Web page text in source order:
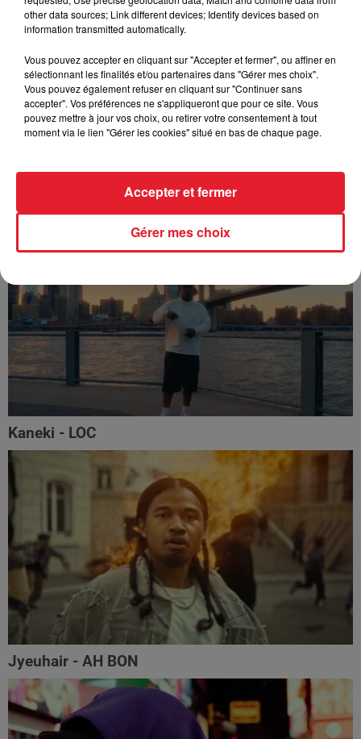
Franglish & Keblack - Génération Impolie
Kaneki - LOC
Jyeuhair - AH BON
other data sources; Link different devices; Identify devices based on
information transmitted automatically.
Vous pouvez accepter en cliquant sur "Accepter et fermer", ou affiner en
sélectionnant les finalités et/ou partenaires dans "Gérer mes choix".
Vous pouvez également refuser en cliquant sur "Continuer sans
accepter". Vos préférences ne s'appliqueront que pour ce site. Vous
pouvez mettre à jour vos choix, ou retirer votre consentement à tout
moment via le lien "Gérer les cookies" situé en bas de chaque page.
Gérer mes choix
Accepter et fermer